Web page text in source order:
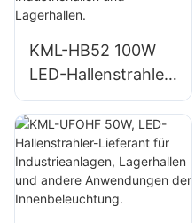
Lagerhallen.
KML-HB52 100W
LED-Hallenstrahler-
Lieferant für
Innenräume wie
Industriehallen und
Lagerhallen.